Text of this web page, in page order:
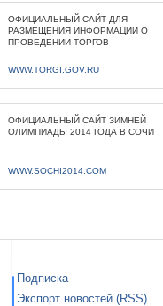
ОФИЦИАЛЬНЫЙ САЙТ ДЛЯ
РАЗМЕЩЕНИЯ ИНФОРМАЦИИ О
ПРОВЕДЕНИИ ТОРГОВ
WWW.TORGI.GOV.RU
ОФИЦИАЛЬНЫЙ САЙТ ЗИМНЕЙ
ОЛИМПИАДЫ 2014 ГОДА В СОЧИ
WWW.SOCHI2014.COM
Подписка
Экспорт новостей (RSS)